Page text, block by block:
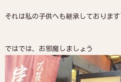
それは私の子供へも継承しておりま
ではでは、お邪魔しましょう